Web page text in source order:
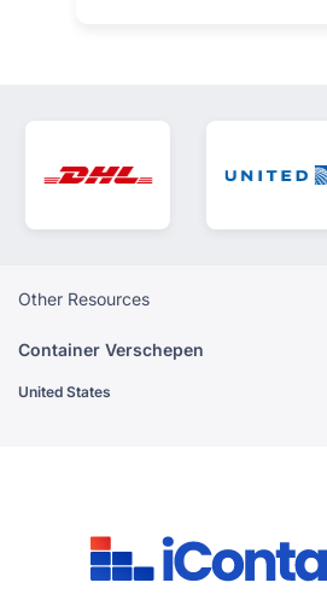
Other Resources
Container Verschepen
United States